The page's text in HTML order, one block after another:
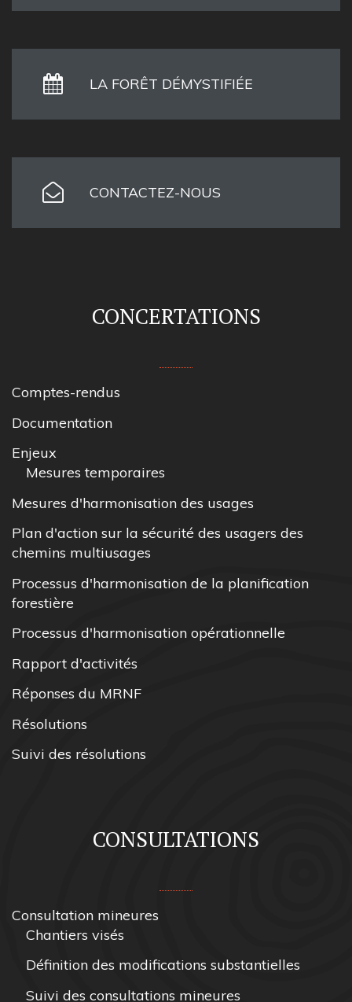
LA FORÊT DÉMYSTIFIÉE
CONTACTEZ-NOUS
CONCERTATIONS
Comptes-rendus
Documentation
Enjeux
Mesures temporaires
Mesures d'harmonisation des usages
Plan d'action sur la sécurité des usagers des
chemins multiusages
Processus d'harmonisation de la planification
forestière
Processus d'harmonisation opérationnelle
Rapport d'activités
Réponses du MRNF
Résolutions
Suivi des résolutions
CONSULTATIONS
Consultation mineures
Chantiers visés
Définition des modifications substantielles
Suivi des consultations mineures